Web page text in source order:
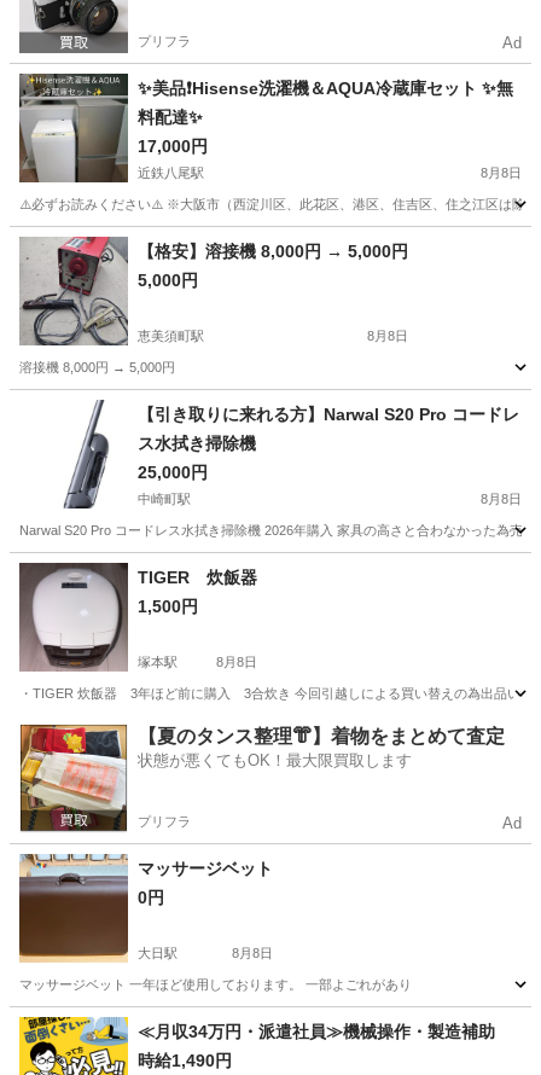
プリフラ Ad
✨美品❗Hisense洗濯機＆AQUA冷蔵庫セット ✨無
料配達✨
17,000円
近鉄八尾駅 8月8日
⚠️必ずお読みください⚠️ ※大阪市（西淀川区、此花区、港区、住吉区、住之江区は除
大阪 八尾市 近鉄八尾駅 生活家電
【格安】溶接機 8,000円 → 5,000円
5,000円
恵美須町駅 8月8日
溶接機 8,000円 → 5,000円
大阪市 恵美須町駅 その他
【引き取りに来れる方】Narwal S20 Pro コードレ
ス水拭き掃除機
25,000円
中崎町駅 8月8日
Narwal S20 Pro コードレス水拭き掃除機 2026年購入 家具の高さと合わなかった為売
大阪 大阪市 生活家電
TIGER 炊飯器
1,500円
塚本駅 8月8日
・TIGER 炊飯器 3年ほど前に購入 3合炊き 今回引越しによる買い替えの為出品いた
大阪 大阪市 塚本駅 キッチン家電
【夏のタンス整理👘】着物をまとめて査定
状態が悪くてもOK！最大限買取します
プリフラ Ad
マッサージベット
0円
大日駅 8月8日
マッサージベット 一年ほど使用しております。 一部よごれがあり
大阪 守口市 大日駅 その他
≪月収34万円・派遣社員≫機械操作・製造補助
時給1,490円